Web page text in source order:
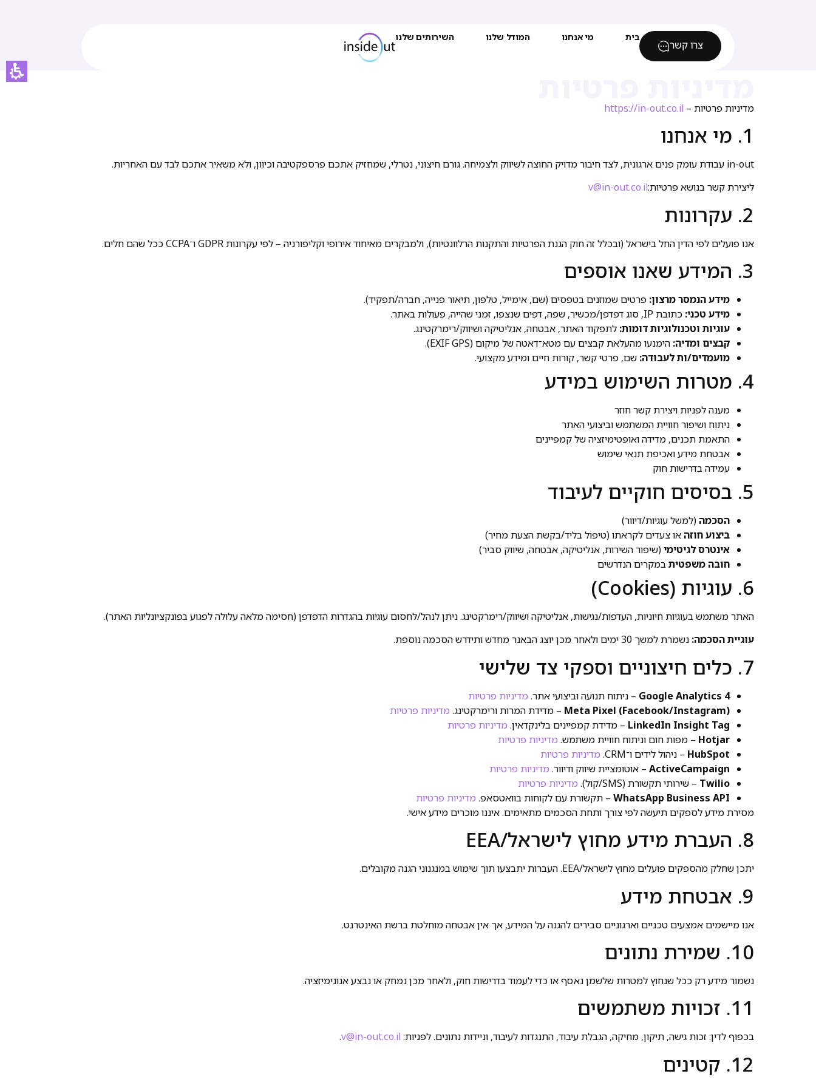
צרו קשר
בית מי אנחנו המודל שלנו השירותים שלנו
מדיניות פרטיות – https://in-out.co.il
1. מי אנחנו
in-out עבודת עומק פנים ארגונית, לצד חיבור מדויק החוצה לשיווק ולצמיחה. גורם חיצוני, נטרלי, שמחזיק אתכם פרספקטיבה וכיוון, ולא משאיר אתכם לבד עם האחריות.​
ליצירת קשר בנושא פרטיות:v@in-out.co.il
2. עקרונות
אנו פועלים לפי הדין החל בישראל (ובכלל זה חוק הגנת הפרטיות והתקנות הרלוונטיות), ולמבקרים מאיחוד אירופי וקליפורניה – לפי עקרונות GDPR ו־CCPA ככל שהם חלים.
3. המידע שאנו אוספים
מידע הנמסר מרצון: פרטים שמוזנים בטפסים (שם, אימייל, טלפון, תיאור פנייה, חברה/תפקיד).
מידע טכני: כתובת IP, סוג דפדפן/מכשיר, שפה, דפים שנצפו, זמני שהייה, פעולות באתר.
עוגיות וטכנולוגיות דומות: לתפקוד האתר, אבטחה, אנליטיקה ושיווק/רימרקטינג.
קבצים ומדיה: הימנעו מהעלאת קבצים עם מטא־דאטה של מיקום (EXIF GPS).
מועמדים/ות לעבודה: שם, פרטי קשר, קורות חיים ומידע מקצועי.
4. מטרות השימוש במידע
מענה לפניות ויצירת קשר חוזר
ניתוח ושיפור חוויית המשתמש וביצועי האתר
התאמת תכנים, מדידה ואופטימיזציה של קמפיינים
אבטחת מידע ואכיפת תנאי שימוש
עמידה בדרישות חוק
5. בסיסים חוקיים לעיבוד
הסכמה(למשל עוגיות/דיוור)
ביצוע חוזהאו צעדים לקראתו (טיפול בליד/בקשת הצעת מחיר)
אינטרס לגיטימי(שיפור השירות, אנליטיקה, אבטחה, שיווק סביר)
חובה משפטיתבמקרים הנדרשים
6. עוגיות (Cookies)
האתר משתמש בעוגיות חיוניות, העדפות/נגישות, אנליטיקה ושיווק/רימרקטינג. ניתן לנהל/לחסום עוגיות בהגדרות הדפדפן (חסימה מלאה עלולה לפגוע בפונקציונליות האתר).
עוגיית הסכמה: נשמרת למשך 30 ימים ולאחר מכן יוצג הבאנר מחדש ותידרש הסכמה נוספת.
7. כלים חיצוניים וספקי צד שלישי
Google Analytics 4 – ניתוח תנועה וביצועי אתר. מדיניות פרטיות
Meta Pixel (Facebook/Instagram) – מדידת המרות ורימרקטינג. מדיניות פרטיות
LinkedIn Insight Tag – מדידת קמפיינים בלינקדאין. מדיניות פרטיות
Hotjar – מפות חום וניתוח חוויית משתמש. מדיניות פרטיות
HubSpot – ניהול לידים ו־CRM.
מדיניות פרטיות
ActiveCampaign – אוטומציית שיווק ודיוור. מדיניות פרטיות
Twilio – שירותי תקשורת (SMS/קול).
מדיניות פרטיות
WhatsApp Business API – תקשורת עם לקוחות בוואטסאפ. מדיניות פרטיות
מסירת מידע לספקים תיעשה לפי צורך ותחת הסכמים מתאימים. איננו מוכרים מידע אישי.
8. העברת מידע מחוץ לישראל/EEA
יתכן שחלק מהספקים פועלים מחוץ לישראל/EEA. העברות יתבצעו תוך שימוש במנגנוני הגנה מקובלים.
9. אבטחת מידע
אנו מיישמים אמצעים טכניים וארגוניים סבירים להגנה על המידע, אך אין אבטחה מוחלטת ברשת האינטרנט.
10. שמירת נתונים
נשמור מידע רק ככל שנחוץ למטרות שלשמן נאסף או כדי לעמוד בדרישות חוק, ולאחר מכן נמחק או נבצע אנונימיזציה.
11. זכויות משתמשים
בכפוף לדין: זכות גישה, תיקון, מחיקה, הגבלת עיבוד, התנגדות לעיבוד, וניידות נתונים. לפניות: v@in-out.co.il
.
12. קטינים